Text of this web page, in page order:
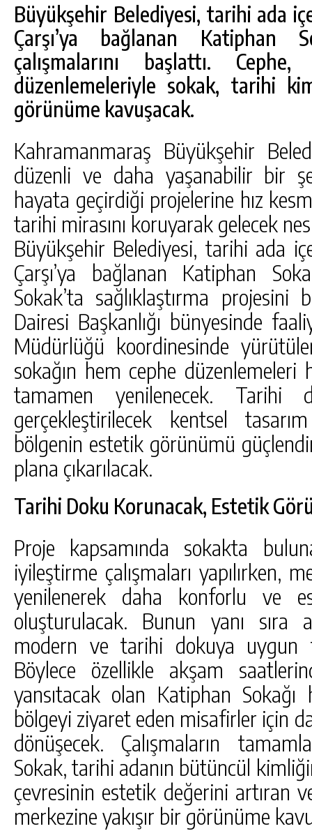
Büyükşehir Belediyesi, tarihi ada
Çarşı’ya bağlanan Katiphan
çalışmalarını başlattı.
düzenlemeleriyle sokak, tarihi
görünüme kavuşacak.
Kahramanmaraş Büyükşehir
düzenli ve daha yaşanabilir bir
hayata geçirdiği projelerine hız
tarihi mirasını koruyarak gelecek
Büyükşehir Belediyesi, tarihi ada
Çarşı’ya bağlanan Katiphan
Sokak’ta sağlıklaştırma
Dairesi Başkanlığı bünyesinde
Müdürlüğü koordinesinde
sokağın hem cephe
tamamen yenilenecek. Tarihi
gerçekleştirilecek kentsel
bölgenin estetik görünümü
plana çıkarılacak.
Tarihi Doku Korunacak, Estetik
Proje kapsamında sokakta
iyileştirme çalışmaları yapılırken,
yenilenerek daha konforlu ve
oluşturulacak. Bunun yanı sıra
modern ve tarihi dokuya uygun
Böylece özellikle akşam
yansıtacak olan Katiphan
bölgeyi ziyaret eden misafirler için
dönüşecek. Çalışmaların
Sokak, tarihi adanın bütüncül
çevresinin estetik değerini artıran
merkezine yakışır bir görünüme
GÜNLÜK HABER AKIŞI
GÖKSUN HAFIZLIK KIZ KUR’AN KURSU
ÖĞRENCILERINE DARENDE GEZISI.